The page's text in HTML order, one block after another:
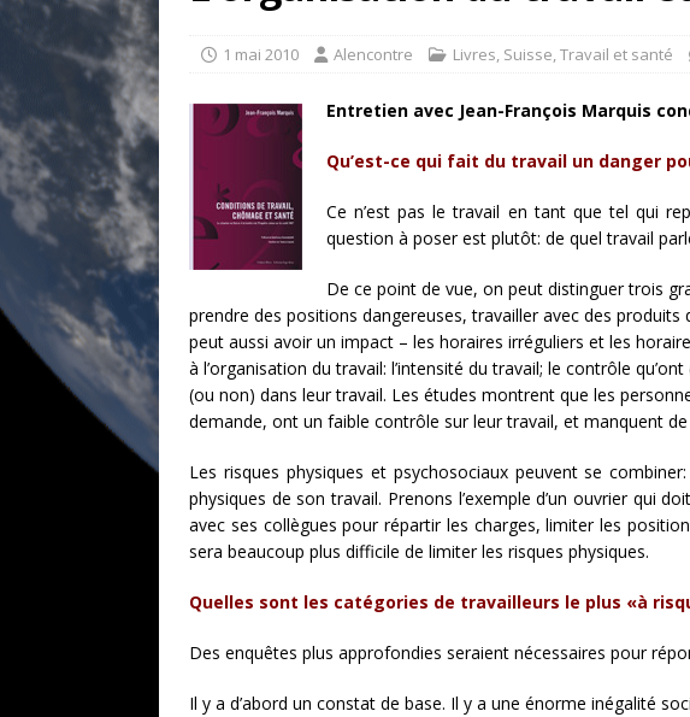
goût… et une menace»
ETATS-UNIS
[ 14 juin 2020 ]
* LA UNE
1 mai 2010 Alencontre Livres, Suisse,Travail et santé
Entretien avec Jean-François Marquis
Qu’est-ce qui fait du travail un danger
Ce n’est pas le travail en tant que tel qui
question à poser est plutôt: de quel travail
De ce point de vue, on peut distinguer trois
prendre des positions dangereuses, travailler avec des
peut aussi avoir un impact – les horaires irréguliers et les
à l’organisation du travail: l’intensité du travail; le contrôle
(ou non) dans leur travail. Les études montrent que les
demande, ont un faible contrôle sur leur travail, et manquent
Les risques physiques et psychosociaux peuvent se
physiques de son travail. Prenons l’exemple d’un ouvrier qui
avec ses collègues pour répartir les charges, limiter les
sera beaucoup plus difficile de limiter les risques physiques.
Quelles sont les catégories de travailleurs le plus «à
Des enquêtes plus approfondies seraient nécessaires pour
Il y a d’abord un constat de base. Il y a une énorme inégalité